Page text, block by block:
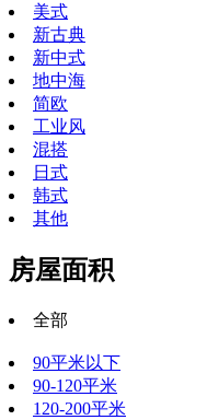
美式
新古典
新中式
地中海
简欧
工业风
混搭
日式
韩式
其他
房屋面积
全部
90平米以下
90-120平米
120-200平米